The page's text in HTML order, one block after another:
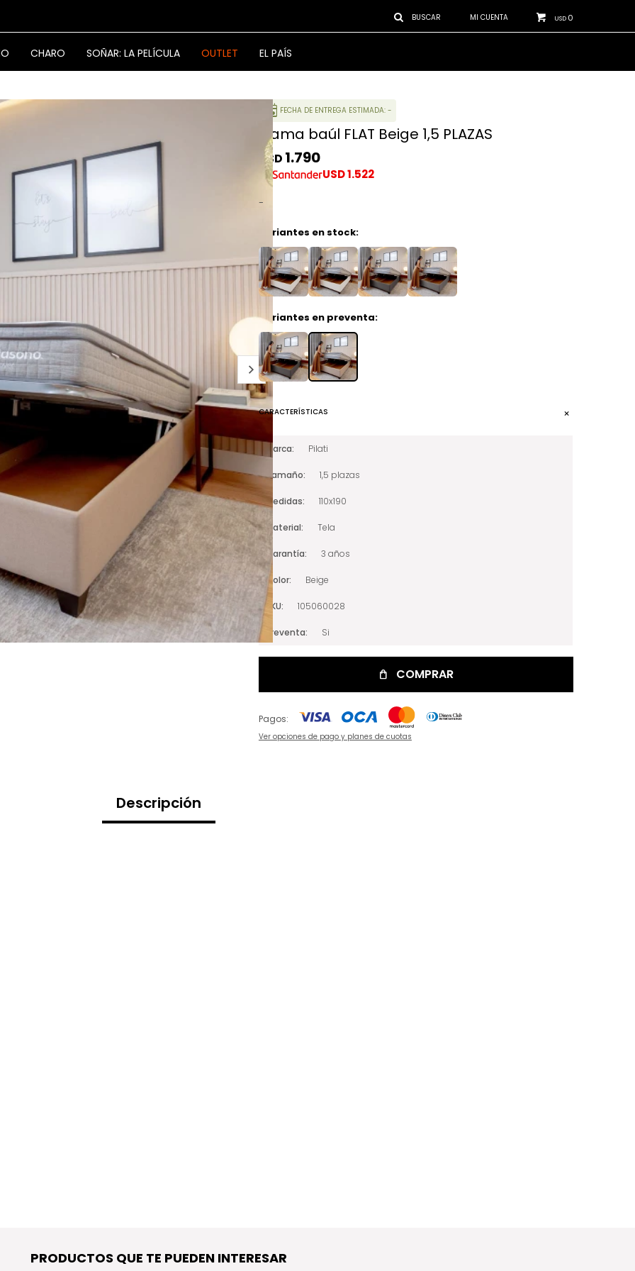
CHARO SOÑAR: LA PELÍCULA OUTLET EL PAÍS
USD 0
event FECHA DE ENTREGA ESTIMADA: -
Cama baúl FLAT Beige 1,5 PLAZAS
USD 1.790
USD1.522
-
Variantes en stock:
Variantes en preventa:
CARACTERÍSTICAS
Marca Pilati
Tamaño 1,5 plazas
Medidas 110x190
Material Tela
Garantía 3 años
Color Beige
SKU 105060028
Preventa Si
COMPRAR
Pagos:
Ver opciones de pago y planes de cuotas
Descripción
PRODUCTOS QUE TE PUEDEN INTERESAR